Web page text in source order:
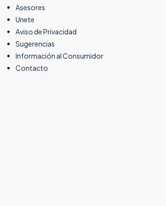
Asesores
Unete
Aviso de Privacidad
Sugerencias
Información al Consumidor
Contacto